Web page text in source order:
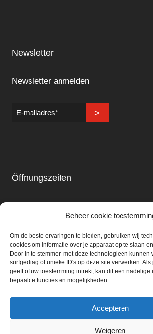
Beheer cookie
Om de beste ervaringen te bieden, gebruiken wij
cookies om informatie over je apparaat op te slaan
Door in te stemmen met deze technologieën kunnen
surfgedrag of unieke ID's op deze site verwerken. Als
geeft of uw toestemming intrekt, kan dit een nadelige
bepaalde functies en mogelijkheden.
Accepteren
Weigeren
Newsletter
Newsletter anmelden
E-
mailadres
>
Öffnungszeiten
Montag - Sonntag
09.00 - 18.00
Getränkemarkt:
Montag - Samstag